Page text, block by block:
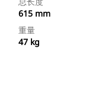
615 mm
重量
47 kg